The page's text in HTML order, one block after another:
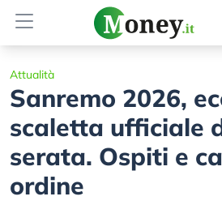
Attualità
Sanremo 2026,
scaletta ufficiale
serata. Ospiti e
ordine